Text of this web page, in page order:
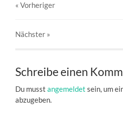
« Vorheriger
Nächster »
Schreibe einen
Du musstangemeldet sein, um
abzugeben.